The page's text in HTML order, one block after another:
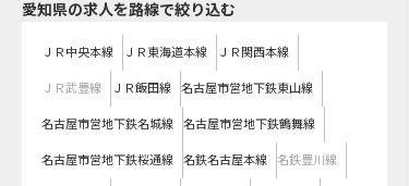
愛知県の求人を路線で絞り込む
ＪＲ中央本線 ＪＲ東海道本線 ＪＲ関西本線
ＪＲ武豊線 ＪＲ飯田線 名古屋市営地下鉄東山線
名古屋市営地下鉄名城線 名古屋市営地下鉄鶴舞線
名古屋市営地下鉄桜通線 名鉄名古屋本線 名鉄豊川線